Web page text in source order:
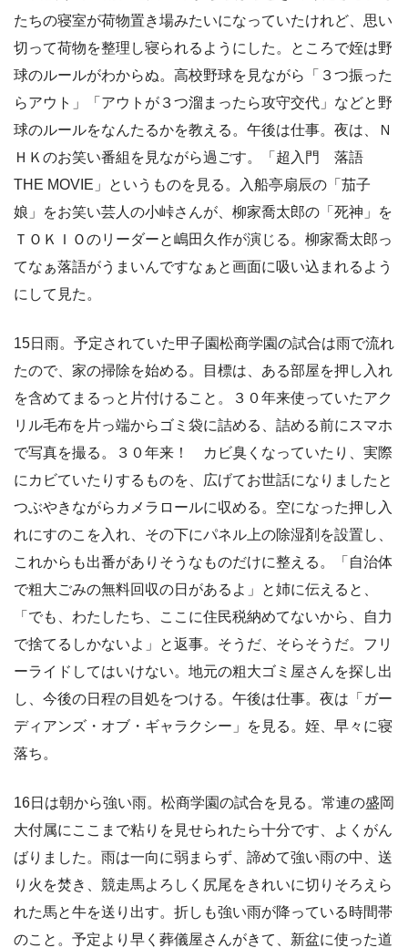
たちの寝室が荷物置き場みたいになっていたけれど、思い
切って荷物を整理し寝られるようにした。ところで姪は野
球のルールがわからぬ。高校野球を見ながら「３つ振った
らアウト」「アウトが３つ溜まったら攻守交代」などと野
球のルールをなんたるかを教える。午後は仕事。夜は、Ｎ
ＨＫのお笑い番組を見ながら過ごす。「超入門 落語
THE MOVIE」というものを見る。入船亭扇辰の「茄子
娘」をお笑い芸人の小峠さんが、柳家喬太郎の「死神」を
ＴＯＫＩＯのリーダーと嶋田久作が演じる。柳家喬太郎っ
てなぁ落語がうまいんですなぁと画面に吸い込まれるよう
にして見た。
15日雨。予定されていた甲子園松商学園の試合は雨で流れ
たので、家の掃除を始める。目標は、ある部屋を押し入れ
を含めてまるっと片付けること。３０年来使っていたアク
リル毛布を片っ端からゴミ袋に詰める、詰める前にスマホ
で写真を撮る。３０年来！ カビ臭くなっていたり、実際
にカビていたりするものを、広げてお世話になりましたと
つぶやきながらカメラロールに収める。空になった押し入
れにすのこを入れ、その下にパネル上の除湿剤を設置し、
これからも出番がありそうなものだけに整える。「自治体
で粗大ごみの無料回収の日があるよ」と姉に伝えると、
「でも、わたしたち、ここに住民税納めてないから、自力
で捨てるしかないよ」と返事。そうだ、そらそうだ。フリ
ーライドしてはいけない。地元の粗大ゴミ屋さんを探し出
し、今後の日程の目処をつける。午後は仕事。夜は「ガー
ディアンズ・オブ・ギャラクシー」を見る。姪、早々に寝
落ち。
16日は朝から強い雨。松商学園の試合を見る。常連の盛岡
大付属にここまで粘りを見せられたら十分です、よくがん
ばりました。雨は一向に弱まらず、諦めて強い雨の中、送
り火を焚き、競走馬よろしく尻尾をきれいに切りそろえら
れた馬と牛を送り出す。折しも強い雨が降っている時間帯
のこと。予定より早く葬儀屋さんがきて、新盆に使った道